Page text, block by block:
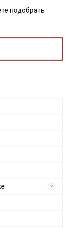
подобрать
?